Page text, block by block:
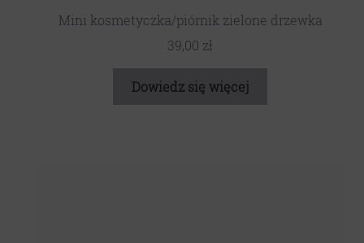
Mini kosmetyczka/piórnik zielone drzewka
39,00 zł
Dowiedz się więcej